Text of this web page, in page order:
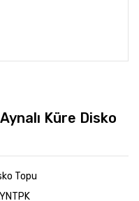
Küre Disko
Topu